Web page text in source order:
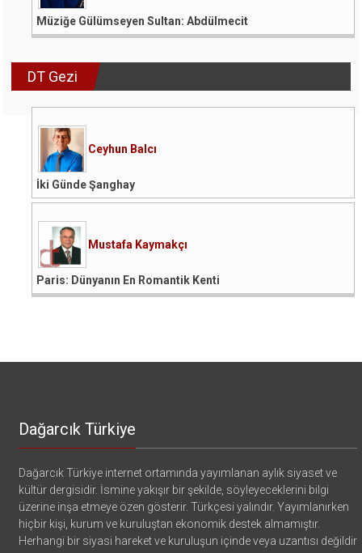
Müziğe Gülümseyen Sultan: Abdülmecit
DT Gezi
Ceyhun Balcı
İki Günde Şanghay
Mustafa Kaymakçı
Paris: Dünyanın En Romantik Kenti
Dağarcık Türkiye
Dağarcık Türkiye internet ortamında yayımlanan aylık siyaset ve
kültür dergisidir. İsmine yakışır bir şekilde, söyleyeceklerini bilgi
üzerine inşa etmeye özen gösterir. Türkçesi yalındır. Yayımlanırken
hiçbir kişi, kurum ve kuruluştan ekonomik destek almamıştır.
Herhangi bir siyasi hareket ve kuruluşun içinde veya uzantısı değildir